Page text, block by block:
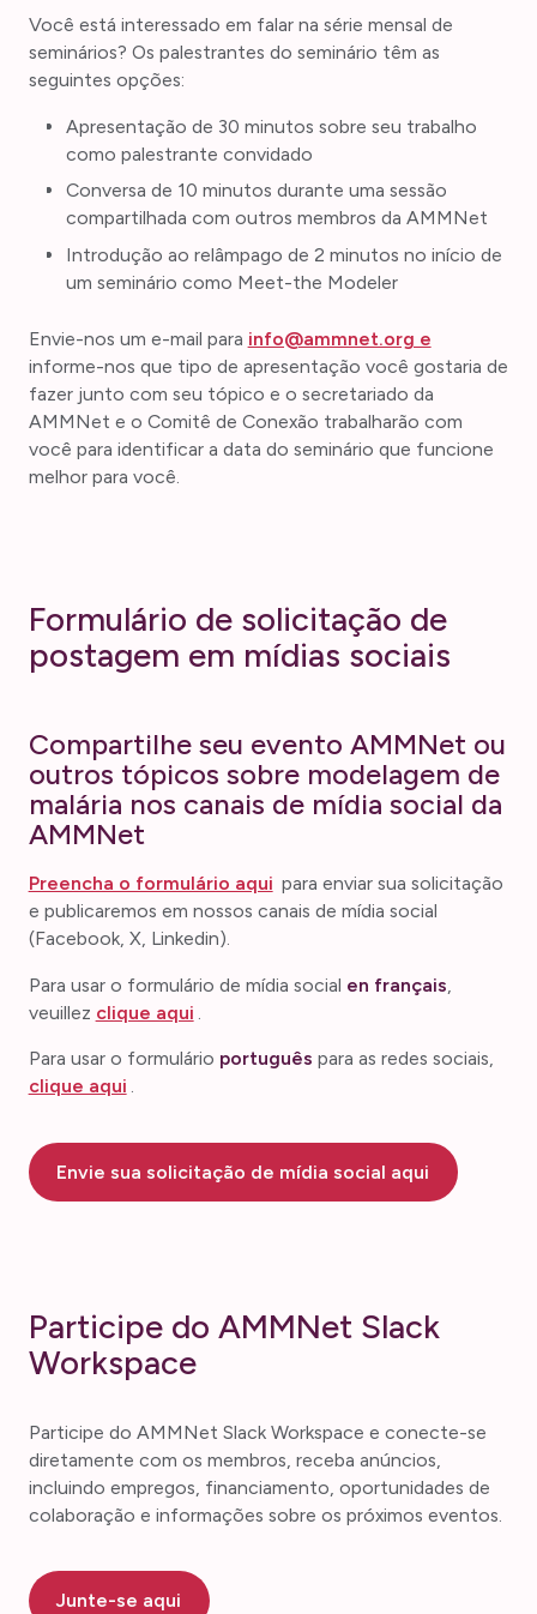
Você está interessado em falar na série mensal de
seminários? Os palestrantes do seminário têm as
seguintes opções:
Apresentação de 30 minutos sobre seu trabalho
como palestrante convidado
Conversa de 10 minutos durante uma sessão
compartilhada com outros membros da AMMNet
Introdução ao relâmpago de 2 minutos no início de
um seminário como Meet-the Modeler
Envie-nos um e-mail para info@ammnet.org e
informe-nos que tipo de apresentação você gostaria de
fazer junto com seu tópico e o secretariado da
AMMNet e o Comitê de Conexão trabalharão com
você para identificar a data do seminário que funcione
melhor para você.
Formulário de solicitação de
postagem em mídias sociais
Compartilhe seu evento AMMNet ou
outros tópicos sobre modelagem de
malária nos canais de mídia social da
AMMNet
Preencha o formulário aqui para enviar sua solicitação
e publicaremos em nossos canais de mídia social
(Facebook, X, Linkedin).
Para usar o formulário de mídia social en français
veuillez clique aqui
Para usar o formulário português para as redes sociais,
clique aqui .
Envie sua solicitação de mídia social aqui
Participe do AMMNet Slack
Workspace
Participe do AMMNet Slack Workspace e conecte-se
diretamente com os membros, receba anúncios,
incluindo empregos, financiamento, oportunidades de
colaboração e informações sobre os próximos eventos.
Junte-se aqui